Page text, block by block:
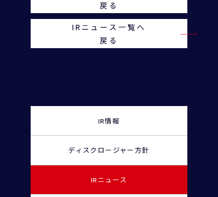
戻る
IRニュース一覧へ
戻る
IR情報
ディスクロージャー方針
IRニュース